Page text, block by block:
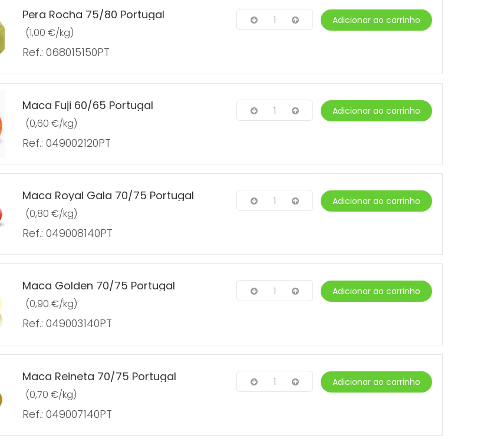
Pera Rocha 75/80 Portugal
(1,00 €/kg)
Ref.: 068015150PT
1 Adicionar ao carrinho
Maca Fuji 60/65 Portugal
(0,60 €/kg)
Ref.: 049002120PT
1 Adicionar ao carrinho
Maca Royal Gala 70/75 Portugal
(0,80 €/kg)
Ref.: 049008140PT
1 Adicionar ao carrinho
Maca Golden 70/75 Portugal
(0,90 €/kg)
Ref.: 049003140PT
1 Adicionar ao carrinho
Maca Reineta 70/75 Portugal
(0,70 €/kg)
Ref.: 049007140PT
1 Adicionar ao carrinho